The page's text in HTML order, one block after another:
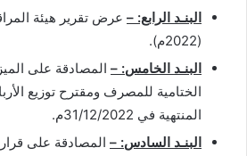
البنـد الرابع: – عرض تقرير هيئة
(2022م).
البنـد الخامس: – المصادقة على
الختامية للمصرف ومقترح توزيع
المنتهية في 31/12/2022م.
البنـد السادس: –